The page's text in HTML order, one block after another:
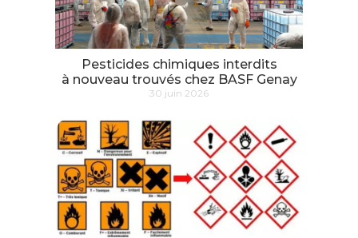
Pesticides chimiques interdits
à nouveau trouvés chez BASF Genay
30 juin 2026